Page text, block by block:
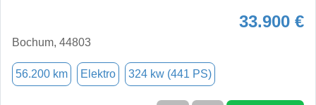
33.900 €
Bochum, 44803
56.200 km Elektro 324 kw (441 PS)